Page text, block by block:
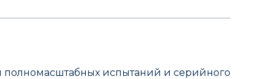
испытаний и серийного